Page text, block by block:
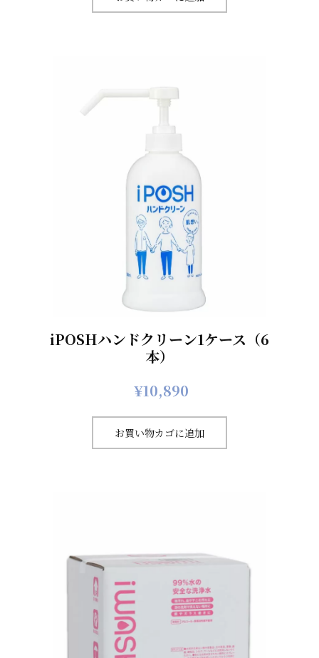
iPOSHハンドクリーン1ケース（6
本）
¥10,890
お買い物カゴに追加